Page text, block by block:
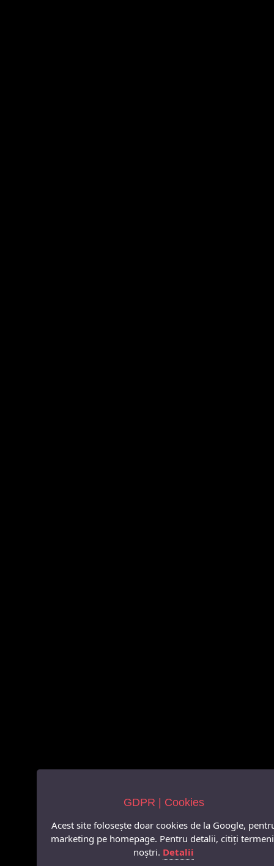
GDPR | Cookies
Acest site folosește doar cookies de la Google,
marketing pe homepage. Pentru detalii, citiți
noștri. Detalii